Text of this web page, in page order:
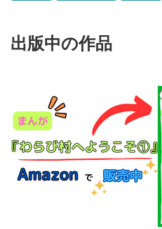
出版中の作品